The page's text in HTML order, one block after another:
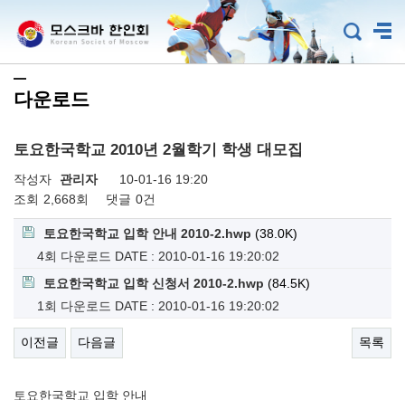
다운로드
토요한국학교 2010년 2월학기 학생 대모집
작성자 관리자
10-01-16 19:20
조회 2,668회 댓글 0건
토요한국학교 입학 안내 2010-2.hwp (38.0K)
4회 다운로드 DATE : 2010-01-16 19:20:02
토요한국학교 입학 신청서 2010-2.hwp (84.5K)
1회 다운로드 DATE : 2010-01-16 19:20:02
이전글 다음글 목록
토요한국학교 입학 안내